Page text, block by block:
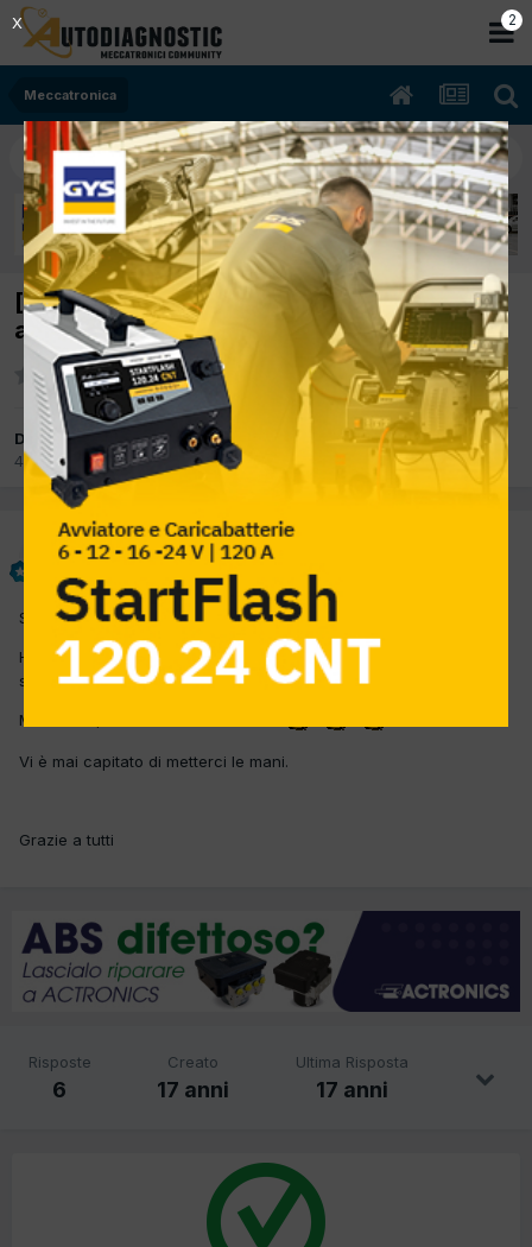
Meccatronica
[BMW Z4 del 2007] Sostituzione lampadine
anabbaglianti
Da andreaaa72
4 Settembre 2008 in Meccatronica
andreaaa72
4 Settembre 2008
Sapete mica come si cambiano
Ho dato un'occhiata ma sembra che debba smontare il paraurti e
sfilare i fari....
Ma io dico, tutte a me le BMW????
Vi è mai capitato di metterci le mani.
Grazie a tutti
Risposte
6
Creato
17 anni
Ultima Risposta
17 anni
2
X